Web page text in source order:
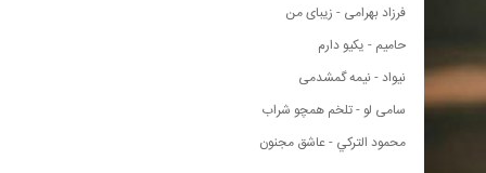
فرزاد بهرامی - زیبای من
حامیم - یکیو دارم
نیواد - نیمه گمشدمی
سامی لو - تلخم همچو شراب
محمود التركي - عاشق مجنون